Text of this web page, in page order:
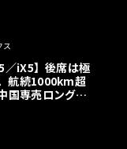
／iX5】後席は極
航続1000km超
国専売ロング仕